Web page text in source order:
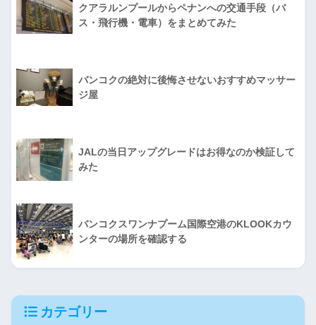
クアラルンプールからペナンへの交通手段（バ
ス・飛行機・電車）をまとめてみた
バンコクの絶対に後悔させないおすすめマッサー
ジ屋
JALの当日アップグレードはお得なのか検証して
みた
バンコクスワンナプーム国際空港のKLOOKカウ
ンターの場所を確認する
カテゴリー